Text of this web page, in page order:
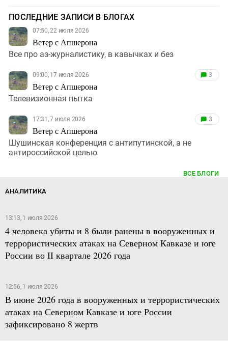
ПОСЛЕДНИЕ ЗАПИСИ В БЛОГАХ
07:50, 22 июля 2026
Ветер с Апшерона
Все про аз-журналистику, в кавычках и без
09:00, 17 июля 2026
Ветер с Апшерона
3
Телевизионная пытка
17:31, 7 июля 2026
Ветер с Апшерона
3
Шушинская конференция с антипутинской, а не
антироссийской целью
ВСЕ БЛОГИ
АНАЛИТИКА
13:13, 1 июля 2026
4 человека убиты и 8 были ранены в вооруженных и
террористических атаках на Северном Кавказе и юге
России во II квартале 2026 года
12:56, 1 июля 2026
В июне 2026 года в вооруженных и террористических
атаках на Северном Кавказе и юге России
зафиксировано 8 жертв